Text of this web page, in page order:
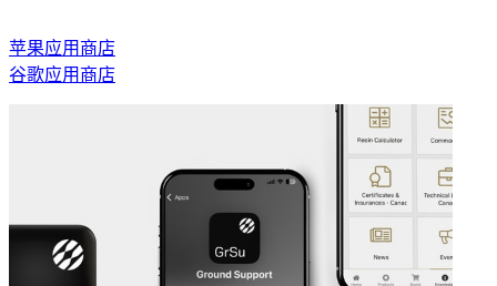
苹果应用商店
谷歌应用商店